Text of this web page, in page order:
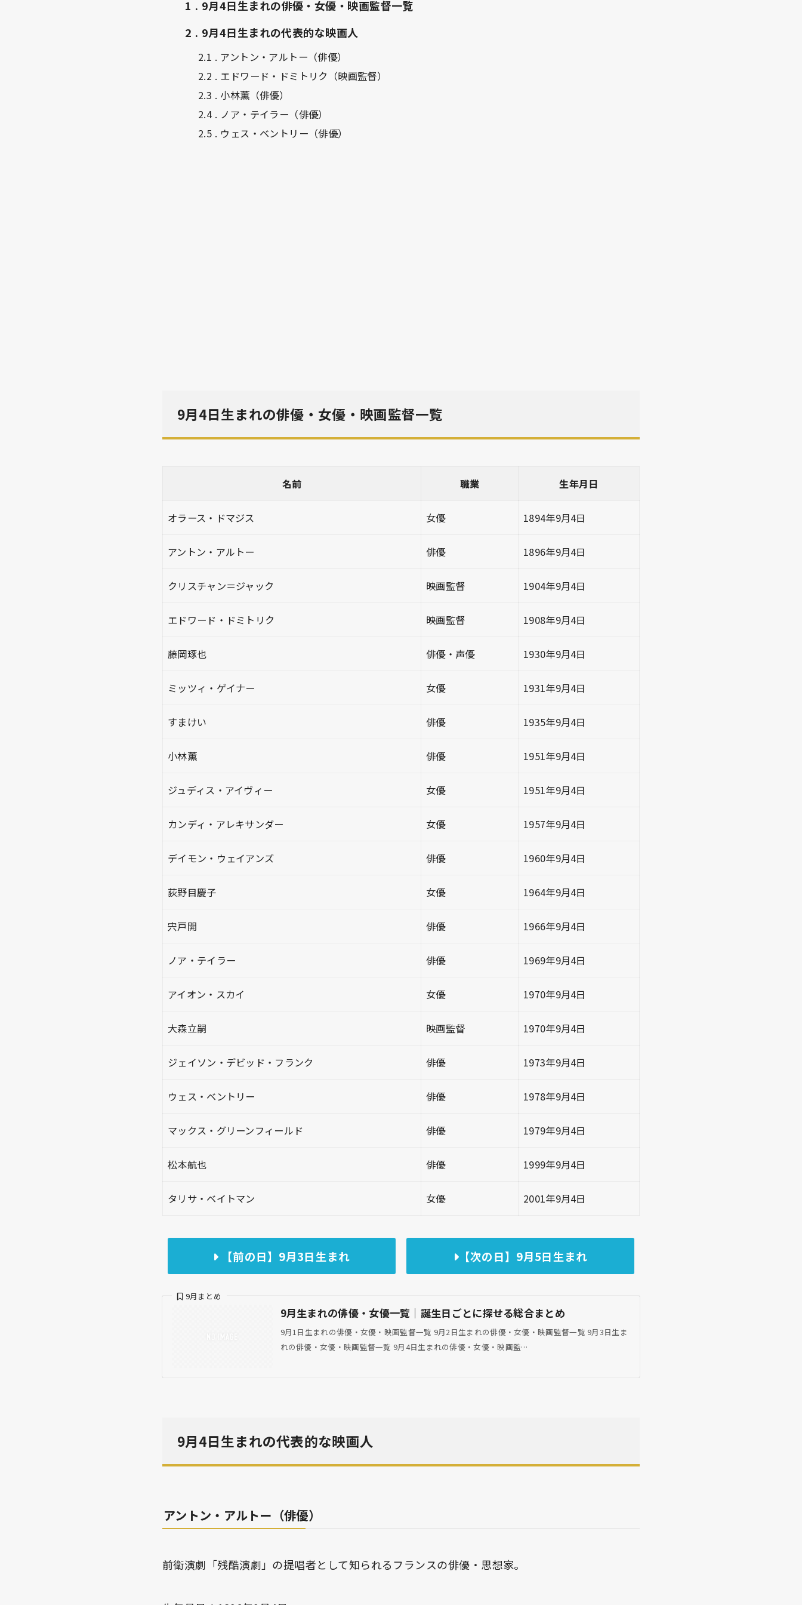
1
9月4日生まれの俳優・女優・映画監督一覧
2
9月4日生まれの代表的な映画人
2.1
アントン・アルトー（俳優）
2.2
エドワード・ドミトリク（映画監督）
2.3
小林薫（俳優）
2.4
ノア・テイラー（俳優）
2.5
ウェス・ベントリー（俳優）
9月4日生まれの俳優・女優・映画監督一覧
名前 職業 生年月日
オラース・ドマジス 女優 1894年9月4日
アントン・アルトー 俳優 1896年9月4日
クリスチャン＝ジャック 映画監督 1904年9月4日
エドワード・ドミトリク 映画監督 1908年9月4日
藤岡琢也 俳優・声優 1930年9月4日
ミッツィ・ゲイナー 女優 1931年9月4日
すまけい 俳優 1935年9月4日
小林薫 俳優 1951年9月4日
ジュディス・アイヴィー 女優 1951年9月4日
カンディ・アレキサンダー 女優 1957年9月4日
デイモン・ウェイアンズ 俳優 1960年9月4日
荻野目慶子 女優 1964年9月4日
宍戸開 俳優 1966年9月4日
ノア・テイラー 俳優 1969年9月4日
アイオン・スカイ 女優 1970年9月4日
大森立嗣 映画監督 1970年9月4日
ジェイソン・デビッド・フランク 俳優 1973年9月4日
ウェス・ベントリー 俳優 1978年9月4日
マックス・グリーンフィールド 俳優 1979年9月4日
松本航也 俳優 1999年9月4日
タリサ・ベイトマン 女優 2001年9月4日
【前の日】9月3日生まれ 【次の日】9月5日生まれ
9月生まれの俳優・女優一覧｜誕生日ごとに探せる総合まとめ
9月1日生まれの俳優・女優・映画監督一覧 9月2日生まれの俳優・女優・映画監督一覧 9月3日生ま
れの俳優・女優・映画監督一覧 9月4日生まれの俳優・女優・映画監…
9月まとめ
9月4日生まれの代表的な映画人
アントン・アルトー（俳優）
前衛演劇「残酷演劇」の提唱者として知られるフランスの俳優・思想家。